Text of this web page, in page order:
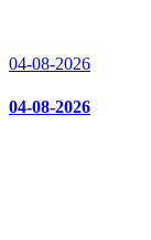
04-08-2026
04-08-2026